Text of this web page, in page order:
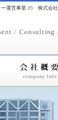
運営事業 の 株式会